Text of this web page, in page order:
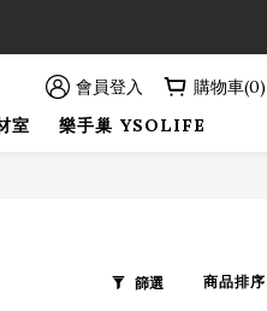
惠！
優惠！ 會員登入 購物車(0)
室 樂手巢 YSOLIFE
篩選 商品排序